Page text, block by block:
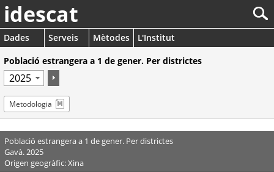
idescat
Dades Serveis Mètodes
L'Institut
Població estrangera a 1 de gener. Per districtes
Metodologia
Població estrangera a 1 de gener. Per districtes
Gavà. 2025
Origen geogràfic: Xina